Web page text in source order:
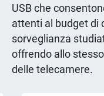
USB che
attenti al budget di
sorveglianza
offrendo allo
delle telecamere.